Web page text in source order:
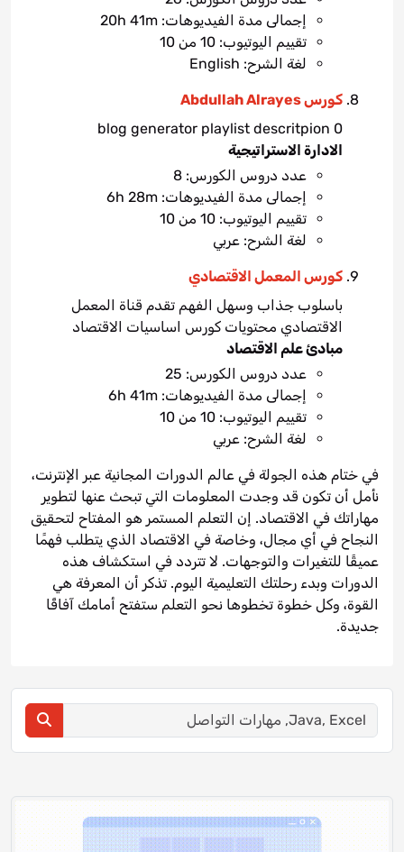
إجمالى مدة الفيديوهات: 20h 41m
تقييم اليوتيوب: 10 من 10
لغة الشرح: English
كورس Abdullah Alrayes
blog generator playlist descritpion 0
الادارة الاستراتيجية
عدد دروس الكورس: 8
إجمالى مدة الفيديوهات: 6h 28m
تقييم اليوتيوب: 10 من 10
لغة الشرح: عربي
كورس المعمل الاقتصادي
باسلوب جذاب وسهل الفهم تقدم قناة المعمل
الاقتصادي محتويات كورس اساسيات الاقتصاد
مبادئ علم الاقتصاد
عدد دروس الكورس: 25
إجمالى مدة الفيديوهات: 6h 41m
تقييم اليوتيوب: 10 من 10
لغة الشرح: عربي
في ختام هذه الجولة في عالم الدورات المجانية عبر الإنترنت،
نأمل أن تكون قد وجدت المعلومات التي تبحث عنها لتطوير
مهاراتك في الاقتصاد. إن التعلم المستمر هو المفتاح لتحقيق
النجاح في أي مجال، وخاصة في الاقتصاد الذي يتطلب فهمًا
عميقًا للتغيرات والتوجهات. لا تتردد في استكشاف هذه
الدورات وبدء رحلتك التعليمية اليوم. تذكر أن المعرفة هي
القوة، وكل خطوة تخطوها نحو التعلم ستفتح أمامك آفاقًا
جديدة.